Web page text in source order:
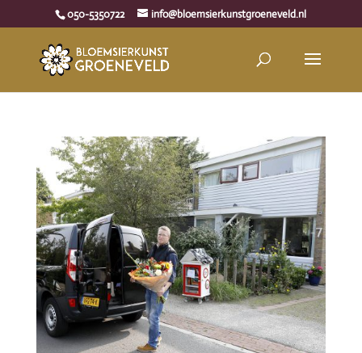
050-5350722 info@bloemsierkunstgroeneveld.nl